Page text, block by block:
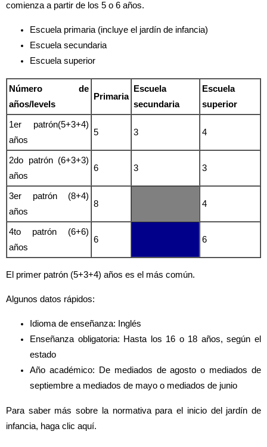
comienza a partir de los 5 o 6 años.
Escuela primaria (incluye el jardín de infancia)
Escuela secundaria
Escuela superior
Número de
años/levels
Primaria
Escuela
secundaria
Escuela
superior
1er patrón(5+3+4)
años
5 3 4
2do patrón (6+3+3)
años
6 3 3
3er patrón (8+4)
años
8 4
4to patrón (6+6)
años
6 6
El primer patrón (5+3+4) años es el más común.
Algunos datos rápidos:
Idioma de enseñanza: Inglés
Enseñanza obligatoria: Hasta los 16 o 18 años, según el
estado
Año académico: De mediados de agosto o mediados de
septiembre a mediados de mayo o mediados de junio
Para saber más sobre la normativa para el inicio del jardín de
infancia, haga clic aquí.